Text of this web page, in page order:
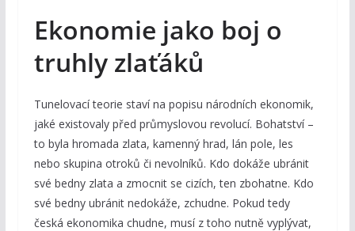
Ekonomie jako boj o
truhly zlaťáků
Tunelovací teorie staví na popisu národních ekonomik,
jaké existovaly před průmyslovou revolucí. Bohatství –
to byla hromada zlata, kamenný hrad, lán pole, les
nebo skupina otroků či nevolníků. Kdo dokáže ubránit
své bedny zlata a zmocnit se cizích, ten zbohatne. Kdo
své bedny ubránit nedokáže, zchudne. Pokud tedy
česká ekonomika chudne, musí z toho nutně vyplývat,